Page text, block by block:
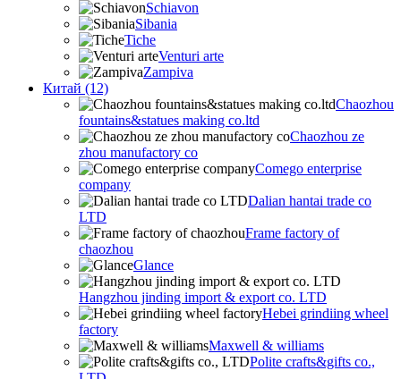
Schiavon
Sibania
Tiche
Venturi arte
Zampiva
Китай (12)
Chaozhou
fountains&statues making co.ltd
Chaozhou ze
zhou manufactory co
Comego enterprise
company
Dalian hantai trade co
LTD
Frame factory of
chaozhou
Glance
Hangzhou jinding import & export co. LTD
Hebei grindiing wheel
factory
Maxwell & williams
Polite crafts&gifts co.,